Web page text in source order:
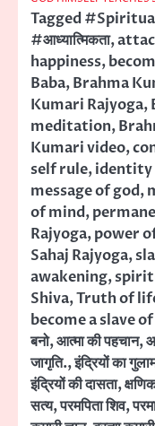
Tagged
#आध्यात्मिकता,
happiness,
Baba,Brahma
Kumari Rajyoga,
meditation,
Kumari video,
self rule,identity
message of god,
of mind,
Rajyoga,power
Sahaj Rajyoga,
awakening,
Shiva,Truth of
become a slave
बनो,आत्मा की पहचान,
जागृति.,इंद्रियों का
इंद्रियों की दासता,
सत्य,परमपिता शिव,